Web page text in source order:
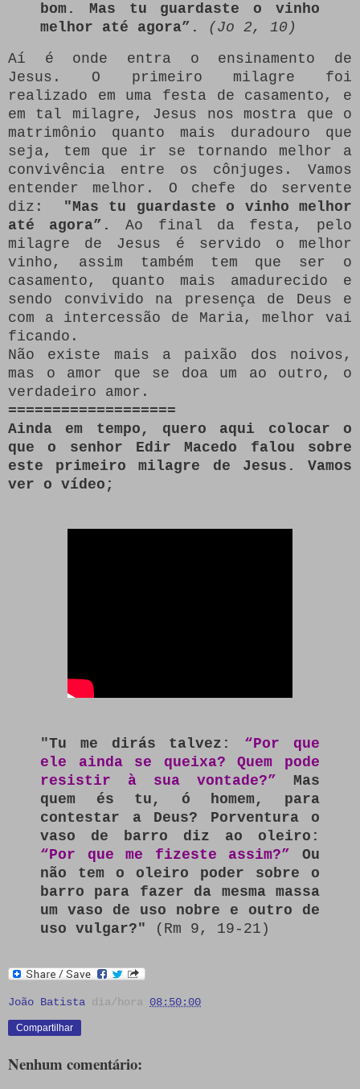
bom. Mas tu guardaste o vinho
me­lhor até agora”.
(Jo 2, 10)
Aí é onde entra o ensinamento de
Jesus. O primeiro milagre foi
realizado em uma festa de casamento, e
em tal milagre, Jesus nos mostra que o
matrimônio quanto mais duradouro que
seja, tem que ir se tornando melhor a
convivência entre os cônjuges. Vamos
entender melhor. O chefe do servente
diz:
"Mas tu guardaste o vinho me­lhor
até agora”.Ao final da festa, pelo
milagre de Jesus é servido o melhor
vinho, assim também tem que ser o
casamento, quanto mais amadurecido e
sendo convivido na presença de Deus e
com a intercessão de Maria, melhor vai
ficando.
Não existe mais a paixão dos noivos,
mas o amor que se doa um ao outro, o
verdadeiro amor.
===================
Ainda em tempo, quero aqui colocar o
que o senhor Edir Macedo falou sobre
este primeiro milagre de Jesus. Vamos
ver o vídeo;
"Tu me dirás talvez: “Por que
ele ainda se queixa? Quem pode
resistir à sua vontade?” Mas
quem és tu, ó homem, para
contestar a Deus? Porventura o
vaso de barro diz ao oleiro:
“Por que me fizeste assim?” Ou
não tem o oleiro poder sobre o
barro para fazer da mesma massa
um vaso de uso nobre e outro de
uso vulgar?" (Rm 9, 19-21)
João Batista dia/hora 08:50:00
Compartilhar
Nenhum comentário: